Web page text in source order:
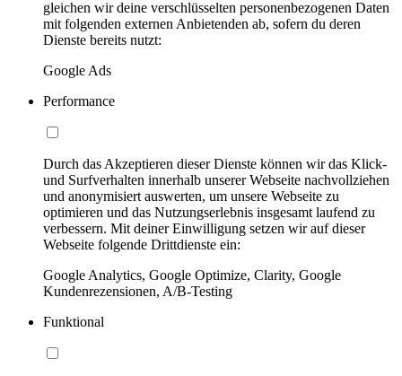
gleichen wir deine verschlüsselten personenbezogenen Daten
mit folgenden externen Anbietenden ab, sofern du deren
Dienste bereits nutzt:
Google Ads
Performance
Durch das Akzeptieren dieser Dienste können wir das Klick-
und Surfverhalten innerhalb unserer Webseite nachvollziehen
und anonymisiert auswerten, um unsere Webseite zu
optimieren und das Nutzungserlebnis insgesamt laufend zu
verbessern. Mit deiner Einwilligung setzen wir auf dieser
Webseite folgende Drittdienste ein:
Google Analytics, Google Optimize, Clarity, Google
Kundenrezensionen, A/B-Testing
Funktional